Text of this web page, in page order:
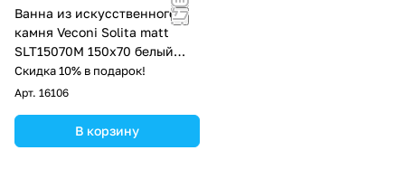
Ванна из искусственного
камня Veconi Solita matt
SLT15070M 150x70 белый
матовый
Скидка 10% в подарок!
Арт. 16106
В корзину